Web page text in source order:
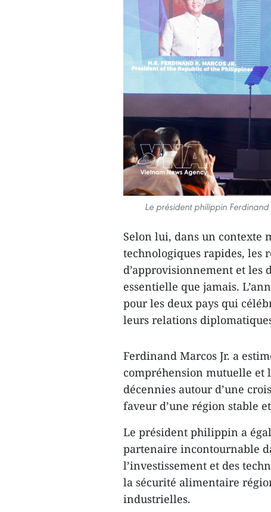
Le président philippin
Selon lui, dans un contexte
technologiques rapides, les
d’approvisionnement et les
essentielle que jamais.
pour les deux pays qui
leurs relations
Ferdinand Marcos Jr. a
compréhension mutuelle et
décennies autour d’une
faveur d’une région stable
Le président philippin a
partenaire incontournable
l’investissement et des
la sécurité alimentaire
industrielles.